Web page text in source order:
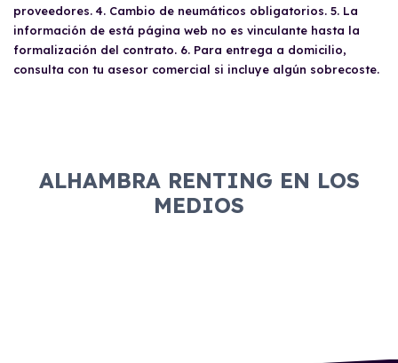
condiciones del contrato antes de compartirlo
para evitar sorpresas.
proveedores. 4. Cambio de neumáticos obligatorios. 5. La
información de está página web no es vinculante hasta la
formalización del contrato. 6. Para entrega a domicilio,
consulta con tu asesor comercial si incluye algún sobrecoste.
ALHAMBRA RENTING EN LOS
MEDIOS